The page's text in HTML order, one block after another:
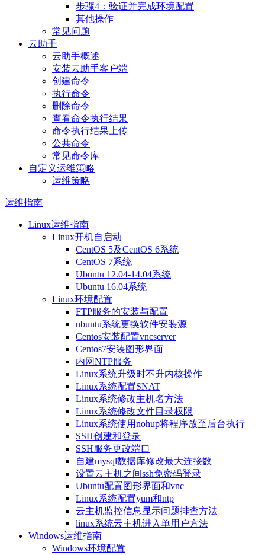
步骤4：验证并完成环境配置
其他操作
常见问题
云助手
云助手概述
安装云助手客户端
创建命令
执行命令
删除命令
查看命令执行结果
命令执行结果上传
公共命令
常见命令库
自定义运维策略
运维策略
运维指南
Linux运维指南
Linux开机自启动
CentOS 5及CentOS 6系统
CentOS 7系统
Ubuntu 12.04-14.04系统
Ubuntu 16.04系统
Linux环境配置
FTP服务的安装与配置
ubuntu系统更换软件安装源
Centos安装配置vncserver
Centos7安装图形界面
内网NTP服务
Linux系统升级时不升内核操作
Linux系统配置SNAT
Linux系统修改主机名方法
Linux系统修改文件目录权限
Linux系统使用nohup将程序放至后台执行
SSH创建和登录
SSH服务更改端口
自建mysql数据库修改最大连接数
设置云主机之间ssh免密码登录
Ubuntu配置图形界面和vnc
Linux系统配置yum和ntp
云主机监控信息显示问题排查方法
linux系统云主机进入单用户方法
Windows运维指南
Windows环境配置